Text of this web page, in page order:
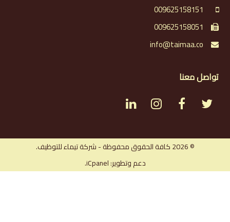
009625158151
009625158051
info@taimaa.co
تواصل معنا
t
c
e
I
s
t
L
n
k
© 2026 كافة الحقوق محفوظة - شركة تيماء للتوظيف.
دعم وتطوير: iCpanel.